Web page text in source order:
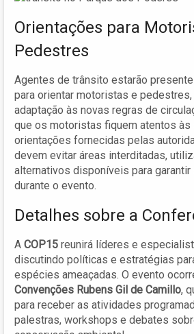
Orientações para
Pedestres
Agentes de trânsito estarão
para orientar motoristas e
adaptação às novas regras de
que os motoristas fiquem atentos
orientações fornecidas pelas
devem evitar áreas interditadas,
alternativos disponíveis para garantir
durante o evento.
Detalhes sobre a
A COP15 reunirá líderes e
discutindo políticas e estratégias
espécies ameaçadas. O evento
Convenções Rubens Gil de Camillo,
para receber as atividades
palestras, workshops e debates